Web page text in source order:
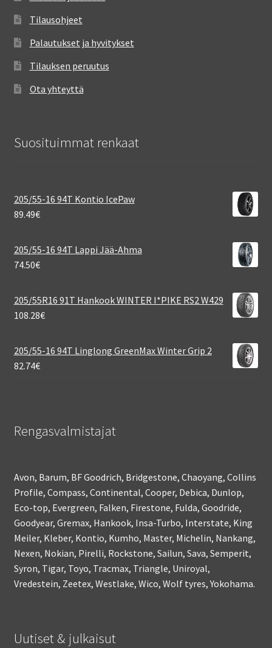
Tilausohjeet
Palautukset ja hyvitykset
Tilauksen peruutus
Ota yhteyttä
Suosituimmat renkaat
205/55-16 94T Kontio IcePaw
89.49€
205/55-16 94T Lappi Jää-Ahma
74.50€
205/55R16 91T Hankook WINTER I*PIKE RS2 W429
108.28€
205/55-16 94T Linglong GreenMax Winter Grip 2
82.74€
Rengasvalmistajat
Avon, Barum, BF Goodrich, Bridgestone, Chaoyang, Collins
Profile, Compass, Continental, Cooper, Debica, Dunlop,
Eco-top, Evergreen, Falken, Firestone, Fulda, Goodride,
Goodyear, Gremax, Hankook, Insa-Turbo, Interstate, King
Meiler, Kleber, Kontio, Kumho, Master, Michelin, Nankang,
Nexen, Nokian, Pirelli, Rockstone, Sailun, Sava, Semperit,
Syron, Tigar, Toyo, Tracmax, Triangle, Uniroyal,
Vredestein, Zeetex, Westlake, Wico, Wolf tyres, Yokohama.
Uutiset & julkaisut